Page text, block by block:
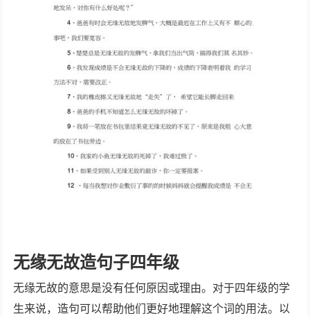
无缘无故造句子四年级
无缘无故的意思是没有任何原因或理由。对于四年级的学
生来说，造句可以帮助他们更好地理解这个词的用法。以